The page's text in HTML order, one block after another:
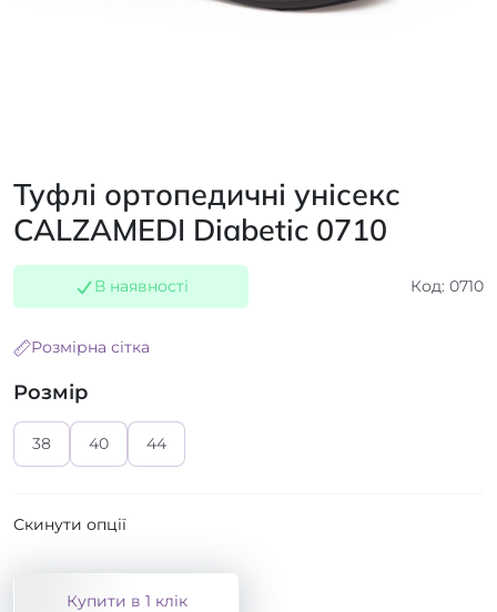
Туфлі ортопедичні унісекс
CALZAMEDI Diabetic 0710
В наявності Код: 0710
Розмірна сітка
Розмір
38 40 44
Скинути опції
Купити в 1 клік